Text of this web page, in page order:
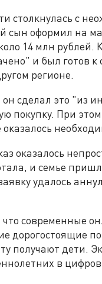
столкнулась с
сын оформил на
14 млн
и был готов
регионе.
сделал это "из
покупку. При
оказалось
оказалось
и семье
удалось
современные
дорогостоящие
получают дети.
в